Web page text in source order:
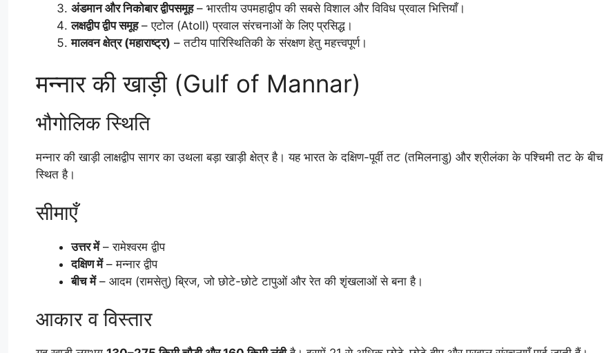
अंडमान और निकोबार द्वीपसमूह– भारतीय उपमहाद्वीप की सबसे विशाल और विविध प्रवाल भित्तियाँ।
लक्षद्वीप द्वीप समूह– एटोल (Atoll) प्रवाल संरचनाओं के लिए प्रसिद्ध।
मालवन क्षेत्र (महाराष्ट्र) – तटीय पारिस्थितिकी के संरक्षण हेतु महत्त्वपूर्ण।
मन्नार की खाड़ी (Gulf of Mannar)
भौगोलिक स्थिति
मन्नार की खाड़ी लाक्षद्वीप सागर का उथला बड़ा खाड़ी क्षेत्र है। यह भारत के दक्षिण-पूर्वी तट (तमिलनाडु) और श्रीलंका के पश्चिमी तट के बीच
स्थित है।
सीमाएँ
उत्तर में– रामेश्वरम द्वीप
दक्षिण में– मन्नार द्वीप
बीच में– आदम (रामसेतु) ब्रिज, जो छोटे-छोटे टापुओं और रेत की शृंखलाओं से बना है।
आकार व विस्तार